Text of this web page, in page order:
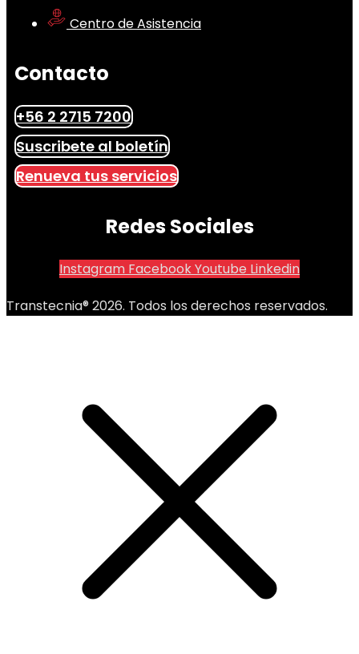
Centro de Asistencia
Contacto
+56 2 2715 7200
Suscribete al boletín
Renueva tus servicios
Redes Sociales
Instagram FacebookYoutube Linkedin
Transtecnia® 2026. Todos los derechos reservados.